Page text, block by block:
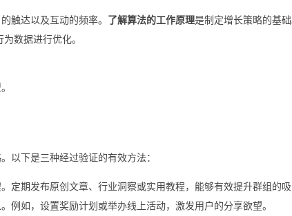
触达以及互动的频率。 了解算法的工作原理是制定增长策略的基
数据进行优化。
以下是三种经过验证的有效方法：
定期发布原创文章、行业洞察或实用教程，能够有效提升群组的
例如，设置奖励计划或举办线上活动，激发用户的分享欲望。